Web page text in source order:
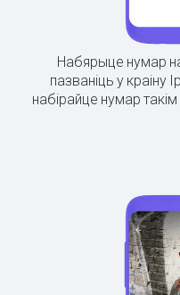
Набярыце нумар
пазваніць у краіну
набірайце нумар